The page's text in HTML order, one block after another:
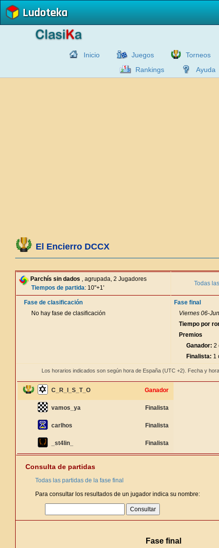
Ludoteka
Inicio Juegos
Torneos
Rankings
Ayuda
El Encierro DCCX
Parchís sin dados , agrupada, 2 Jugadores
Tiempos de partida: 10"+1'
Todas
Fase de clasificación
No hay fase de clasificación
Fase final
Viernes 06-
Tiempo por
Premios
Ganador: 2
Finalista: 1
Los horarios indicados son según hora de España (UTC +2). Fecha y
C_R_I_S_T_O Ganador
vamos_ya Finalista
carlhos Finalista
_st4lin_ Finalista
Consulta de partidas
Todas las partidas de la fase final
Para consultar los resultados de un jugador indica su nombre:
Fase final